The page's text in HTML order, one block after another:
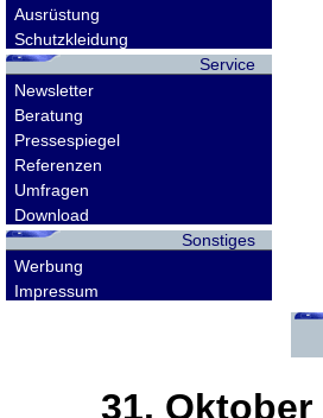
Ausrüstung
Schutzkleidung
Service
Newsletter
Beratung
Pressespiegel
Referenzen
Umfragen
Download
Sonstiges
Werbung
Impressum
31. Oktober